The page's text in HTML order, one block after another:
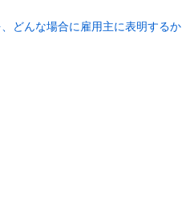
どんな場合に雇用主に表明するか